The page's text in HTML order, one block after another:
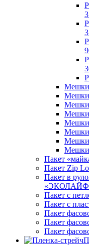
Мешки
Мешки
Мешки
Мешки
Мешки
Мешки
Мешки
Пакет
Пакет Zip
Пакет в
Пакет с
Пакет с
Пакет
Пакет
Пакет